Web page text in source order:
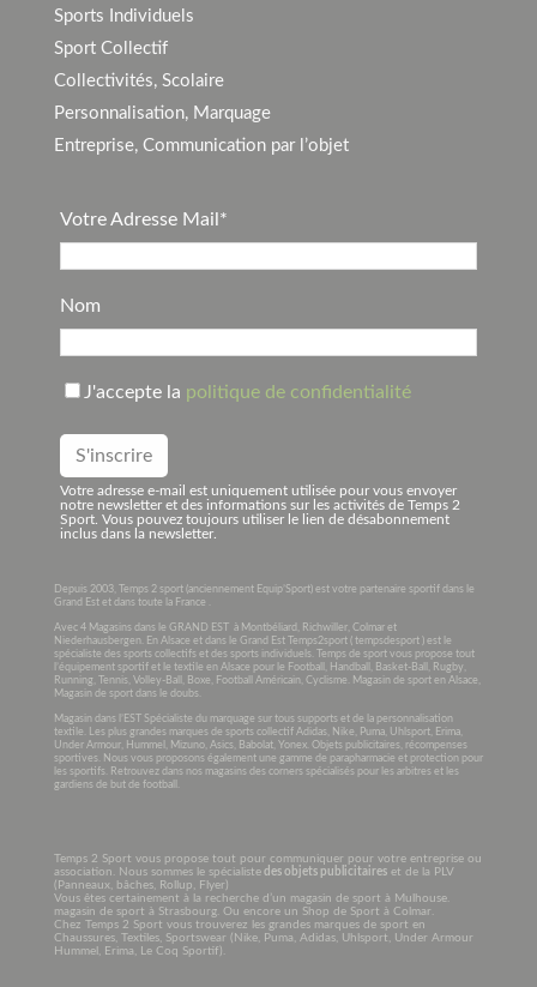
Sports Individuels
Sport Collectif
Collectivités, Scolaire
Personnalisation, Marquage
Entreprise, Communication par l’objet
Votre Adresse Mail*
Nom
J'accepte la politique de confidentialité
Votre adresse e-mail est uniquement utilisée pour vous envoyer
notre newsletter et des informations sur les activités de Temps 2
Sport. Vous pouvez toujours utiliser le lien de désabonnement
inclus dans la newsletter.
Depuis 2003, Temps 2 sport (anciennement Equip’Sport) est votre partenaire sportif dans le
Grand Est et dans toute la France .
Avec 4 Magasins dans le GRAND EST à Montbéliard, Richwiller, Colmar et
Niederhausbergen. En Alsace et dans le Grand Est Temps2sport ( tempsdesport ) est le
spécialiste des sports collectifs et des sports individuels. Temps de sport vous propose tout
l’équipement sportif et le textile en Alsace pour le Football, Handball, Basket-Ball, Rugby,
Running, Tennis, Volley-Ball, Boxe, Football Américain, Cyclisme. Magasin de sport en Alsace,
Magasin de sport dans le doubs.
Magasin dans l’EST Spécialiste du marquage sur tous supports et de la personnalisation
textile. Les plus grandes marques de sports collectif Adidas, Nike, Puma, Uhlsport, Erima,
Under Armour, Hummel, Mizuno, Asics, Babolat, Yonex. Objets publicitaires, récompenses
sportives. Nous vous proposons également une gamme de parapharmacie et protection pour
les sportifs. Retrouvez dans nos magasins des corners spécialisés pour les arbitres et les
gardiens de but de football.
Temps 2 Sport vous propose tout pour communiquer pour votre entreprise ou
association. Nous sommes le spécialistedes objets publicitaireset de la PLV
(Panneaux, bâches, Rollup, Flyer)
Vous êtes certainement à la recherche d’un magasin de sport à Mulhouse.
magasin de sport à Strasbourg. Ou encore un Shop de Sport à Colmar.
Chez Temps 2 Sport vous trouverez les grandes marques de sport en
Chaussures, Textiles, Sportswear (Nike, Puma, Adidas, Uhlsport, Under Armour
Hummel, Erima, Le Coq Sportif).